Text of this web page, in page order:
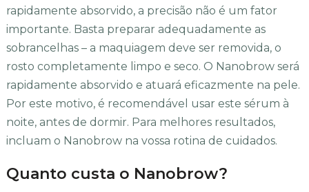
rapidamente absorvido, a precisão não é um fator
importante. Basta preparar adequadamente as
sobrancelhas – a maquiagem deve ser removida, o
rosto completamente limpo e seco. O Nanobrow será
rapidamente absorvido e atuará eficazmente na pele.
Por este motivo, é recomendável usar este sérum à
noite, antes de dormir. Para melhores resultados,
incluam o Nanobrow na vossa rotina de cuidados.
Quanto custa o Nanobrow?